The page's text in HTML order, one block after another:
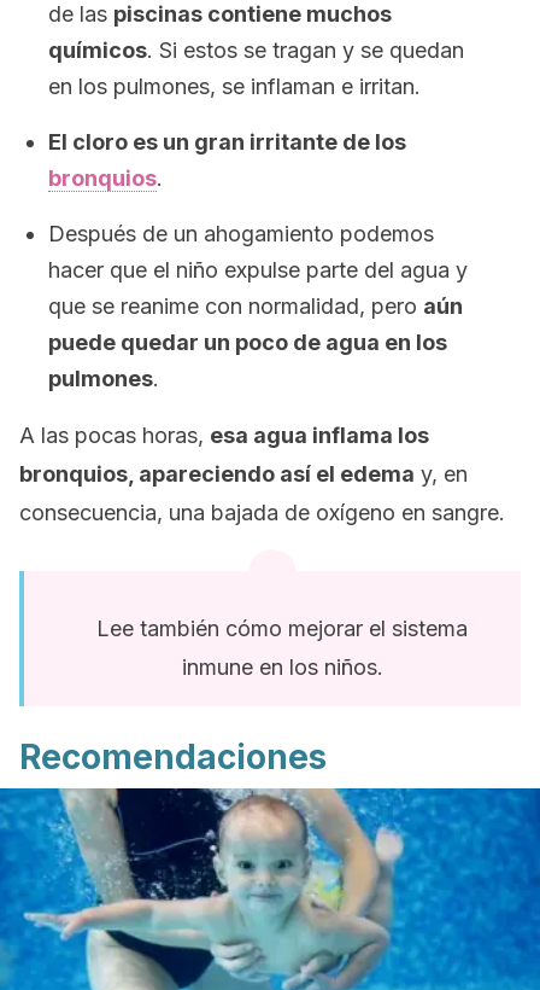
de las piscinas contiene muchos
químicos. Si estos se tragan y se quedan
en los pulmones, se inflaman e irritan.
El cloro es un gran irritante de los
bronquios.
Después de un ahogamiento podemos
hacer que el niño expulse parte del agua y
que se reanime con normalidad, pero aún
puede quedar un poco de agua en los
pulmones.
A las pocas horas, esa agua inflama los
bronquios, apareciendo así el edema y, en
consecuencia, una bajada de oxígeno en sangre.
Lee también cómo mejorar el sistema
inmune en los niños.
Recomendaciones